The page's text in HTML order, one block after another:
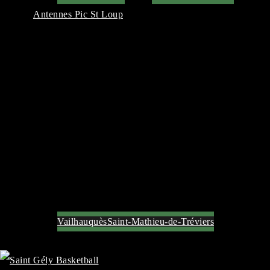
Antennes Pic St Loup
VailhauquèsSaint-Mathieu-de-Tréviers